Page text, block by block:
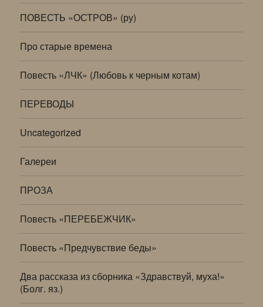
ПОВЕСТЬ «ОСТРОВ» (ру)
Про старые времена
Повесть «ЛЧК» (Любовь к черным котам)
ПЕРЕВОДЫ
Uncategorized
Галереи
ПРОЗА
Повесть «ПЕРЕБЕЖЧИК»
Повесть «Предчувствие беды»
Два рассказа из сборника «Здравствуй, муха!»
(Болг. яз.)